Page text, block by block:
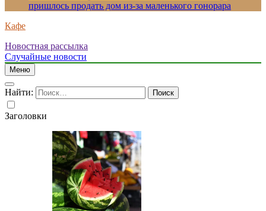
пришлось продать дом из-за маленького гонорара
Кафе
Новостная рассылка
Случайные новости
Меню
Найти:
Заголовки